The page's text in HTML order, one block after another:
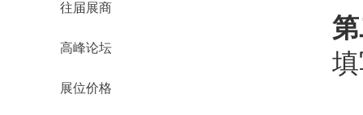
往届展商
高峰论坛
展位价格